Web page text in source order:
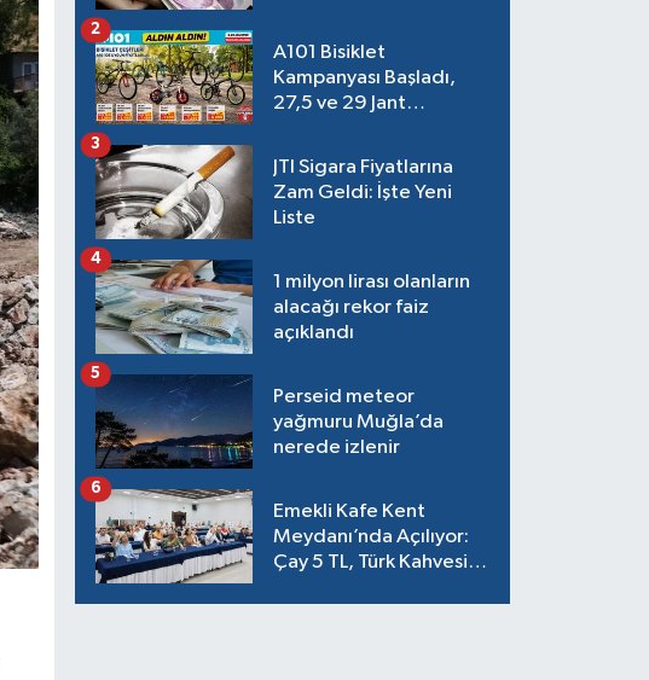
A101 Bisiklet
Kampanyası Başladı,
27,5 ve 29 Jant
2
JTI Sigara Fiyatlarına
Zam Geldi: İşte Yeni
Liste
3
1 milyon lirası olanların
alacağı rekor faiz
açıklandı
4
Perseid meteor
yağmuru Muğla’da
nerede izlenir
5
Emekli Kafe Kent
Meydanı’nda Açılıyor:
Çay 5 TL, Türk Kahvesi
6